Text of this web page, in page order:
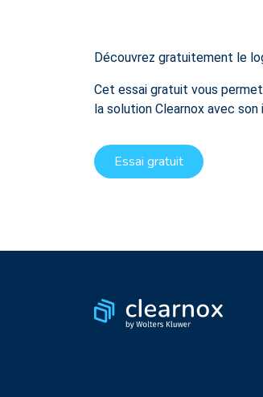
Découvrez gratuitement le
Cet essai gratuit vous
la solution Clearnox avec
Essai gratuit